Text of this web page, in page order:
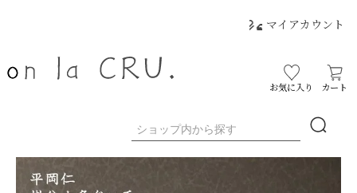
マイアカウント
お気に入り カート